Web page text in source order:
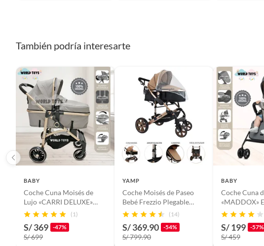
Incluye
Coche Compacto
portavasos y manual
También podría interesarte
BABY
Coche Cuna Moisés de
Lujo «CARRI DELUXE»
Gray
(1)
S/ 369 -47%
S/ 699
YAMP
Coche Moisés de Paseo
Bebé Frezzio Plegable
Yamp
(14)
S/ 369.90 -54%
S/ 799.90
BABY
Coche Cuna
«MADDOX»
Limitada Beige
S/ 199 -57%
S/ 459